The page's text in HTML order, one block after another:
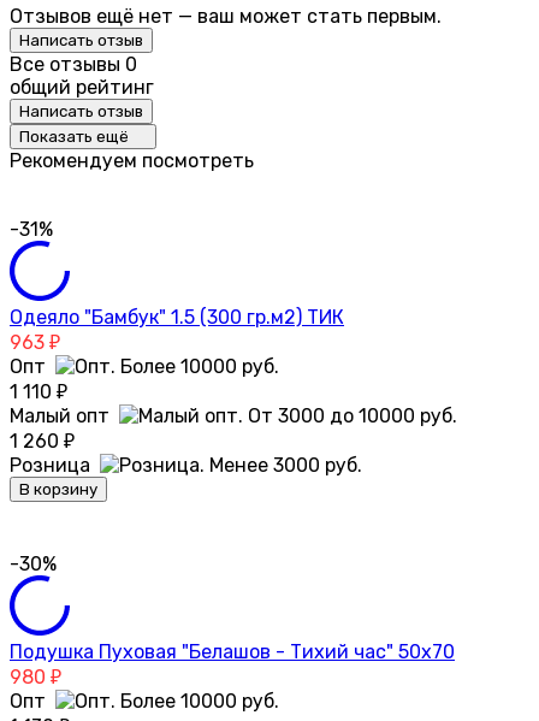
Отзывов ещё нет — ваш может стать первым.
Написать отзыв
Все отзывы 0
общий рейтинг
Написать отзыв
Показать ещё
Рекомендуем посмотреть
-31%
Одеяло "Бамбук" 1.5 (300 гр.м2) ТИК
963 ₽
Опт
1 110 ₽
Малый опт
1 260 ₽
Розница
В корзину
-30%
Подушка Пуховая "Белашов - Тихий час" 50х70
980 ₽
Опт